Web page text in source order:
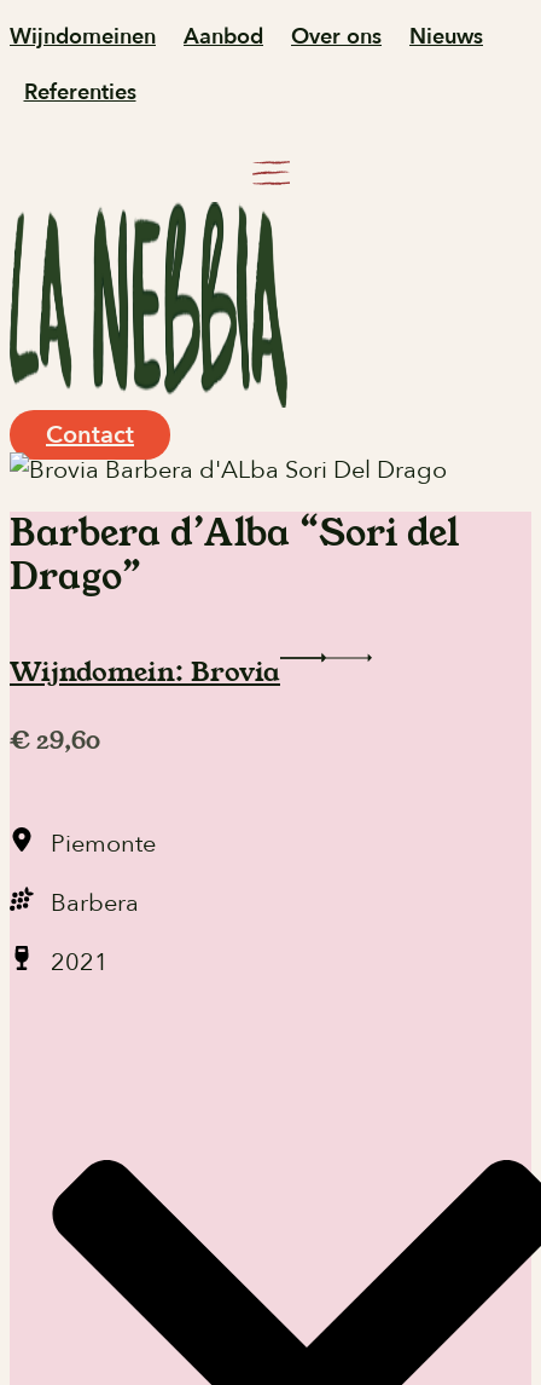
Ga
de
Wijndomeinen Aanbod Over ons
Nieuws
Referenties
Contact
Barbera d’Alba “Sori del
Drago”
Wijndomein: Brovia
€29,60
Piemonte
Barbera
2021